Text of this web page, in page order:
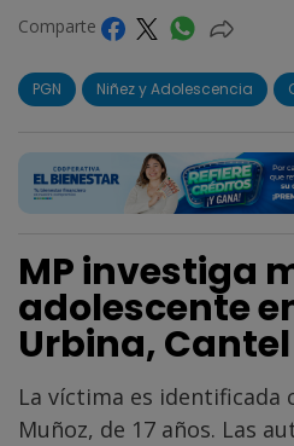
Comparte
PGN Niñez y Adolescencia
MP investiga
adolescente
Urbina, Cantel
La víctima es identificada
Muñoz, de 17 años. Las